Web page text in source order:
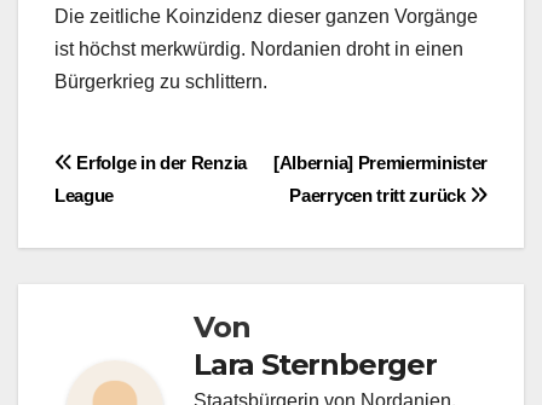
Die zeitliche Koinzidenz dieser ganzen Vorgänge
ist höchst merkwürdig. Nordanien droht in einen
Bürgerkrieg zu schlittern.
Beitragsnavigation
[Albernia] Premierminister
Paerrycen tritt zurück
Erfolge in der Renzia
League
Von
Lara Sternberger